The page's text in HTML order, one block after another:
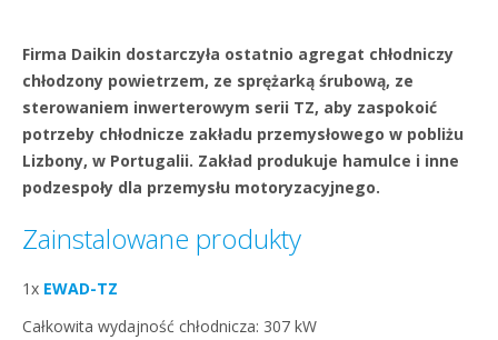
Firma Daikin dostarczyła ostatnio agregat chłodniczy
chłodzony powietrzem, ze sprężarką śrubową, ze
sterowaniem inwerterowym serii TZ, aby zaspokoić
potrzeby chłodnicze zakładu przemysłowego w pobliżu
Lizbony, w Portugalii. Zakład produkuje hamulce i inne
podzespoły dla przemysłu motoryzacyjnego.
Zainstalowane produkty
1x EWAD-TZ
Całkowita wydajność chłodnicza: 307 kW